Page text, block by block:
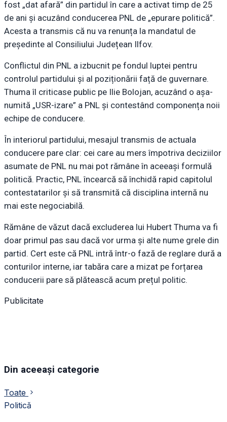
fost „dat afară” din partidul în care a activat timp de 25
de ani și acuzând conducerea PNL de „epurare politică”.
Acesta a transmis că nu va renunța la mandatul de
președinte al Consiliului Județean Ilfov.
Conflictul din PNL a izbucnit pe fondul luptei pentru
controlul partidului și al poziționării față de guvernare.
Thuma îl criticase public pe Ilie Bolojan, acuzând o așa-
numită „USR-izare” a PNL și contestând componența noii
echipe de conducere.
În interiorul partidului, mesajul transmis de actuala
conducere pare clar: cei care au mers împotriva deciziilor
asumate de PNL nu mai pot rămâne în aceeași formulă
politică. Practic, PNL încearcă să închidă rapid capitolul
contestatarilor și să transmită că disciplina internă nu
mai este negociabilă.
Rămâne de văzut dacă excluderea lui Hubert Thuma va fi
doar primul pas sau dacă vor urma și alte nume grele din
partid. Cert este că PNL intră într-o fază de reglare dură a
conturilor interne, iar tabăra care a mizat pe forțarea
conducerii pare să plătească acum prețul politic.
Publicitate
Din aceeași categorie
Toate
Politică